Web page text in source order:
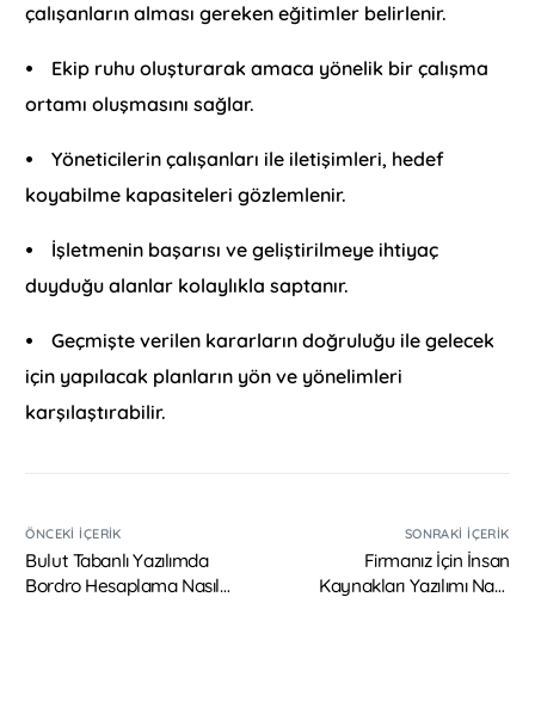
çalışanların alması gereken eğitimler belirlenir.
⦁ Ekip ruhu oluşturarak amaca yönelik bir çalışma
ortamı oluşmasını sağlar.
⦁ Yöneticilerin çalışanları ile iletişimleri, hedef
koyabilme kapasiteleri gözlemlenir.
⦁ İşletmenin başarısı ve geliştirilmeye ihtiyaç
duyduğu alanlar kolaylıkla saptanır.
⦁ Geçmişte verilen kararların doğruluğu ile gelecek
için yapılacak planların yön ve yönelimleri
karşılaştırabilir.
ÖNCEKI İÇERIK
Bulut Tabanlı Yazılımda
Bordro Hesaplama Nasıl
SONRAKI İÇERIK
Firmanız İçin İnsan
Kaynakları Yazılımı Nasıl